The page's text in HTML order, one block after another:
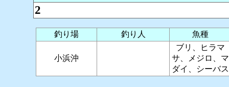
2
釣り場 釣り人 魚種
小浜沖
ブリ、ヒラマ
サ、メジロ、マ
ダイ、シーバス